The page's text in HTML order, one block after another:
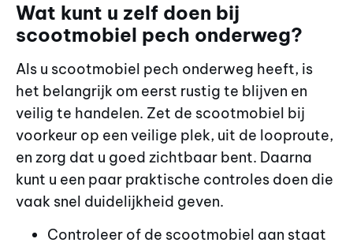
Wat kunt u zelf doen bij
scootmobiel pech onderweg?
Als u scootmobiel pech onderweg heeft, is
het belangrijk om eerst rustig te blijven en
veilig te handelen. Zet de scootmobiel bij
voorkeur op een veilige plek, uit de looproute,
en zorg dat u goed zichtbaar bent. Daarna
kunt u een paar praktische controles doen die
vaak snel duidelijkheid geven.
Controleer of de scootmobiel aan staat